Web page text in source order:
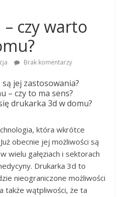
czy warto
Brak komentarzy
jej zastosowania?
– czy to ma sens?
drukarka 3d w domu?
która wkrótce
obecnie jej możliwości są
wielu gałęziach i sektorach
Drukarka 3d to
nieograniczone możliwości
także wątpliwości, że ta